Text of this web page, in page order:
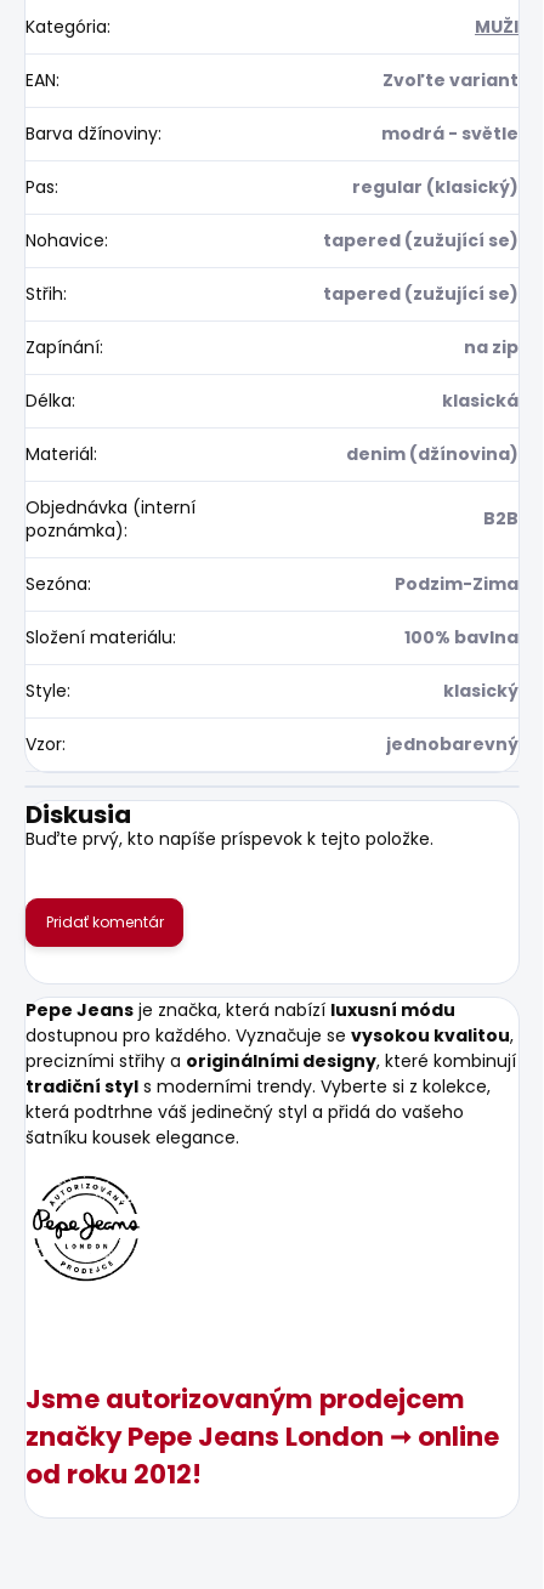
Kategória: MUŽI
EAN: Zvoľte variant
Barva džínoviny: modrá - světle
Pas: regular (klasický)
Nohavice: tapered (zužující se)
Střih: tapered (zužující se)
Zapínání: na zip
Délka: klasická
Materiál: denim (džínovina)
Objednávka (interní
poznámka): B2B
Sezóna: Podzim-Zima
Složení materiálu: 100% bavlna
Style: klasický
Vzor: jednobarevný
Diskusia
Buďte prvý, kto napíše príspevok k tejto položke.
Pridať komentár
Pepe Jeans je značka, která nabízí luxusní módu
dostupnou pro každého. Vyznačuje se vysokou kvalitou,
precizními střihy a originálními designy, které kombinují
tradiční styl s moderními trendy. Vyberte si z kolekce,
která podtrhne váš jedinečný styl a přidá do vašeho
šatníku kousek elegance.
Jsme autorizovaným prodejcem
značky Pepe Jeans London ➞ online
od roku 2012!